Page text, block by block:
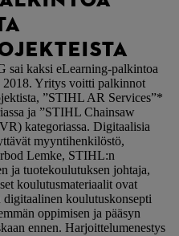
kaksi eLearning-palkintoa
2018. Yritys voitti palkinnot
”STIHL AR Services”*
ja ”STIHL Chainsaw
kategoriassa. Digitaalisia
myyntihenkilöstö,
Lemke, STIHL:n
ja tuotekoulutuksen johtaja,
koulutusmateriaalit ovat
koulutuskonsepti
oppimisen ja pääsyn
ennen. Harjoittelumenestys